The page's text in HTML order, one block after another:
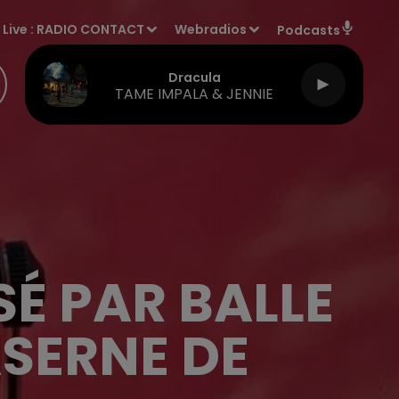
Live : RADIO CONTACT Webradios Podcasts
Dracula
TAME IMPALA & JENNIE
PAR BALLE
DE